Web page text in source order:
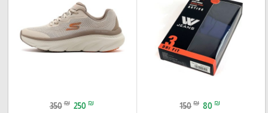
150 ₪ 80 ₪
350 ₪ 250 ₪